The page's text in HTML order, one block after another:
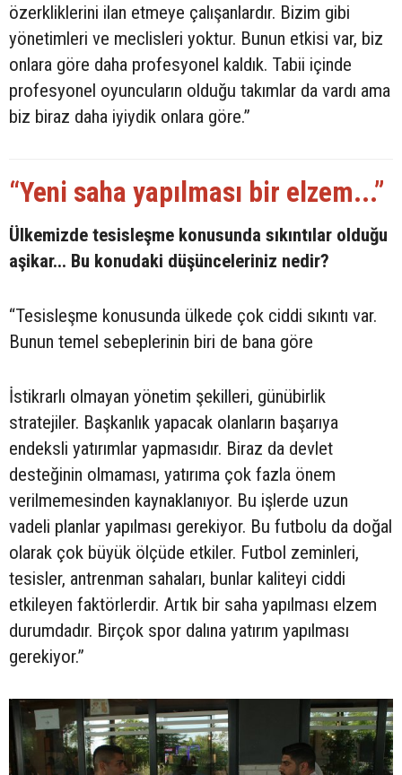
özerkliklerini ilan etmeye çalışanlardır. Bizim gibi
yönetimleri ve meclisleri yoktur. Bunun etkisi var, biz
onlara göre daha profesyonel kaldık. Tabii içinde
profesyonel oyuncuların olduğu takımlar da vardı ama
biz biraz daha iyiydik onlara göre.”
“Yeni saha yapılması bir elzem...”
Ülkemizde tesisleşme konusunda sıkıntılar olduğu
aşikar... Bu konudaki düşünceleriniz nedir?
“Tesisleşme konusunda ülkede çok ciddi sıkıntı var.
Bunun temel sebeplerinin biri de bana göre
İstikrarlı olmayan yönetim şekilleri, günübirlik
stratejiler. Başkanlık yapacak olanların başarıya
endeksli yatırımlar yapmasıdır. Biraz da devlet
desteğinin olmaması, yatırıma çok fazla önem
verilmemesinden kaynaklanıyor. Bu işlerde uzun
vadeli planlar yapılması gerekiyor. Bu futbolu da doğal
olarak çok büyük ölçüde etkiler. Futbol zeminleri,
tesisler, antrenman sahaları, bunlar kaliteyi ciddi
etkileyen faktörlerdir. Artık bir saha yapılması elzem
durumdadır. Birçok spor dalına yatırım yapılması
gerekiyor.”